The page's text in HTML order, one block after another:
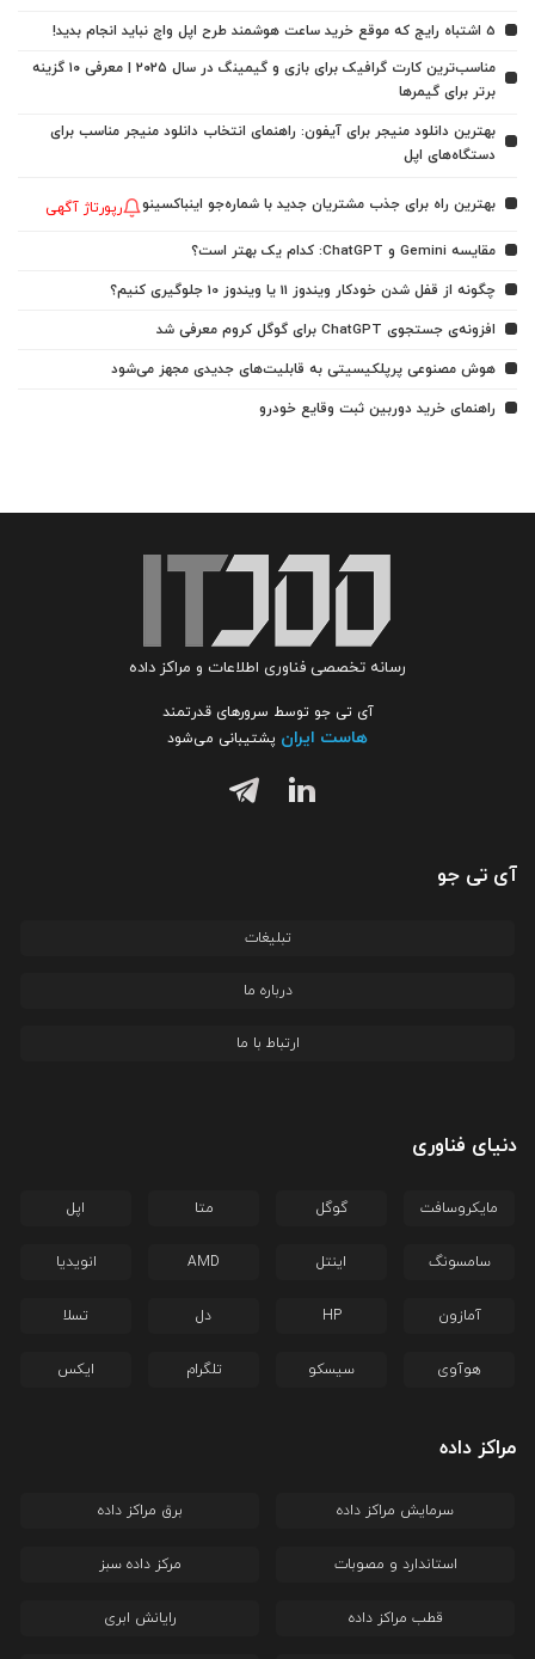
5 اشتباه رایج که موقع خرید ساعت هوشمند طرح اپل واچ نباید انجام بدید!
مناسب‌ترین کارت گرافیک برای بازی و گیمینگ در سال ۲۰۲۵ | معرفی ۱۰ گزینه
برتر برای گیمرها
بهترین دانلود منیجر برای آیفون: راهنمای انتخاب دانلود منیجر مناسب برای
دستگاه‌های اپل
بهترین راه برای جذب مشتریان جدید با شماره‌جو اینباکسینو رپورتاژ آگهی
مقایسه Gemini و ChatGPT: کدام یک بهتر است؟
چگونه از قفل شدن خودکار ویندوز 11 یا ویندوز 10 جلوگیری کنیم؟
افزونه‌ی جستجوی ChatGPT برای گوگل کروم معرفی شد
هوش مصنوعی پرپلکیسیتی به قابلیت‌های جدیدی مجهز می‌شود
راهنمای خرید دوربین ثبت وقایع خودرو
رسانه تخصصی فناوری اطلاعات و مراکز داده
آی تی جو توسط سرورهای قدرتمند
هاست ایران پشتیبانی می‌شود
آی تی جو
تبلیغات
درباره ما
ارتباط با ما
دنیای فناوری
مایکروسافت گوگل متا اپل
سامسونگ اینتل AMD انویدیا
آمازون HP دل تسلا
هوآوی سیسکو تلگرام ایکس
مراکز داده
سرمایش مراکز داده برق مراکز داده
استاندارد و مصوبات مرکز داده سبز
قطب مراکز داده رایانش ابری